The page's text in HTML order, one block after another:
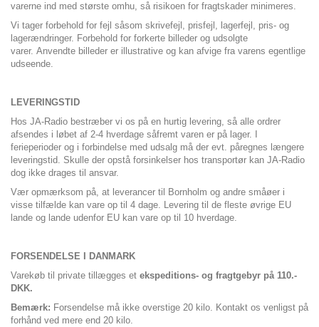
varerne ind med største omhu, så risikoen for fragtskader minimeres.
Vi tager forbehold for fejl såsom skrivefejl, prisfejl, lagerfejl, pris- og
lagerændringer. Forbehold for forkerte billeder og udsolgte
varer. Anvendte billeder er illustrative og kan afvige fra varens egentlige
udseende.
LEVERINGSTID
Hos JA-Radio bestræber vi os på en hurtig levering, så alle ordrer
afsendes i løbet af 2-4 hverdage såfremt varen er på lager. I
ferieperioder og i forbindelse med udsalg må der evt. påregnes længere
leveringstid. Skulle der opstå forsinkelser hos transportør kan JA-Radio
dog ikke drages til ansvar.
Vær opmærksom på, at leverancer til Bornholm og andre småøer i
visse tilfælde kan vare op til 4 dage. Levering til de fleste øvrige EU
lande og lande udenfor EU kan vare op til 10 hverdage.
FORSENDELSE I DANMARK
Varekøb til private tillægges et ekspeditions- og fragtgebyr på 110.-
DKK.
Bemærk: Forsendelse må ikke overstige 20 kilo. Kontakt os venligst på
forhånd ved mere end 20 kilo.